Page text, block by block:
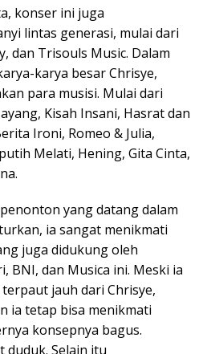
konser ini juga
lintas generasi, mulai dari
dan Trisouls Music. Dalam
karya besar Chrisye,
para musisi. Mulai dari
Kisah Insani, Hasrat dan
Ironi, Romeo & Julia,
Melati, Hening, Gita Cinta,
yang datang dalam
ia sangat menikmati
juga didukung oleh
BNI, dan Musica ini. Meski ia
jauh dari Chrisye,
ia tetap bisa menikmati
konsepnya bagus.
duduk. Selain itu